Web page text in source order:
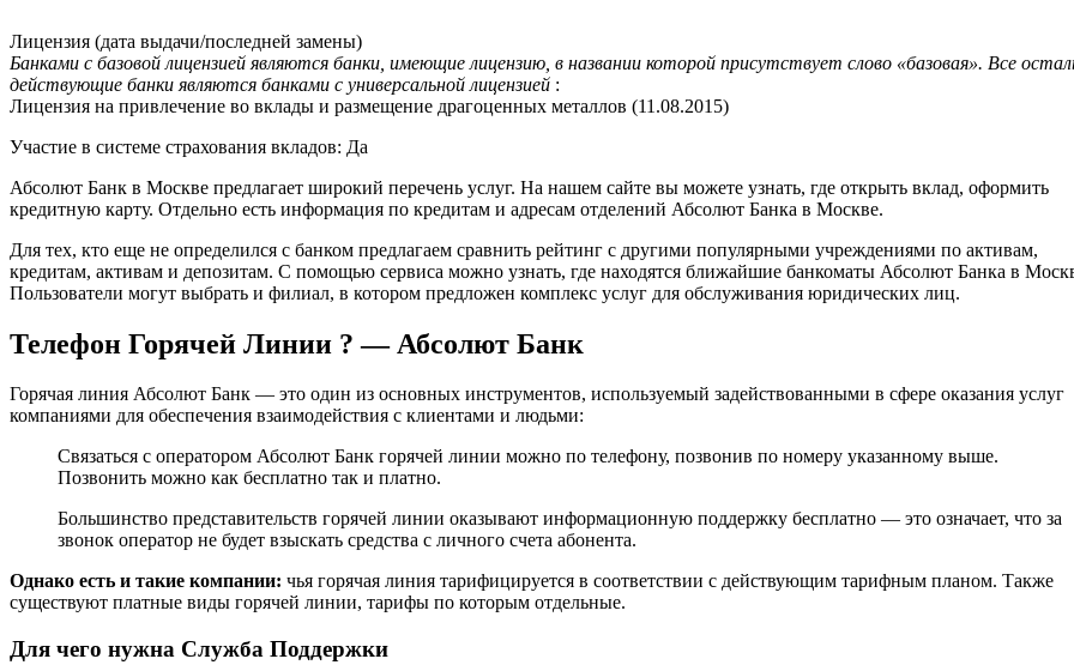
Лицензия (дата выдачи/последней замены)
Банками с базовой лицензией являются банки, имеющие лицензию, в названии которой присутствует слово «базовая». Все
действующие банки являются банками с универсальной лицензией :
Лицензия на привлечение во вклады и размещение драгоценных металлов (11.08.2015)
Участие в системе страхования вкладов: Да
Абсолют Банк в Москве предлагает широкий перечень услуг. На нашем сайте вы можете узнать, где открыть вклад, оформить
кредитную карту. Отдельно есть информация по кредитам и адресам отделений Абсолют Банка в Москве.
Для тех, кто еще не определился с банком предлагаем сравнить рейтинг с другими популярными учреждениями по активам,
кредитам, активам и депозитам. С помощью сервиса можно узнать, где находятся ближайшие банкоматы Абсолют Банка в
Пользователи могут выбрать и филиал, в котором предложен комплекс услуг для обслуживания юридических лиц.
Телефон Горячей Линии ? — Абсолют Банк
Горячая линия Абсолют Банк — это один из основных инструментов, используемый задействованными в сфере оказания услуг
компаниями для обеспечения взаимодействия с клиентами и людьми:
Связаться с оператором Абсолют Банк горячей линии можно по телефону, позвонив по номеру указанному выше.
Позвонить можно как бесплатно так и платно.
Большинство представительств горячей линии оказывают информационную поддержку бесплатно — это означает, что за
звонок оператор не будет взыскать средства с личного счета абонента.
Однако есть и такие компании: чья горячая линия тарифицируется в соответствии с действующим тарифным планом. Также
существуют платные виды горячей линии, тарифы по которым отдельные.
Для чего нужна Служба Поддержки